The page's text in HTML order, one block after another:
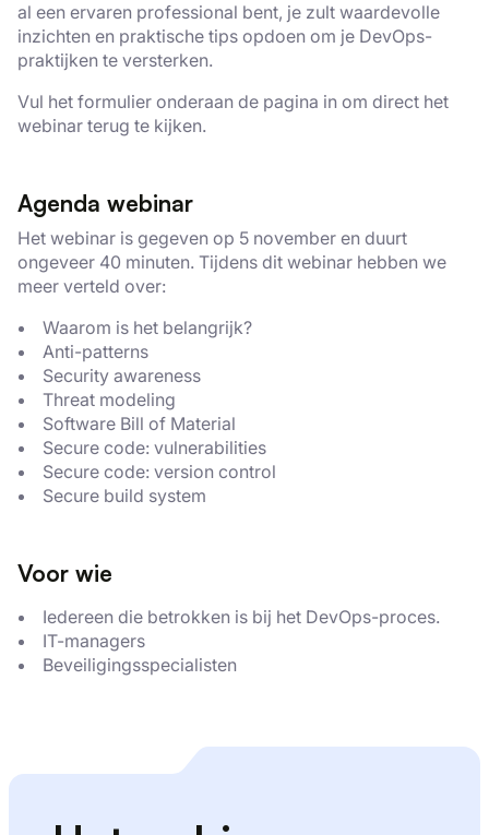
al een ervaren professional bent, je zult waardevolle
inzichten en praktische tips opdoen om je DevOps-
praktijken te versterken.
Vul het formulier onderaan de pagina in om direct het
webinar terug te kijken.
Agenda webinar
Het webinar is gegeven op 5 november en duurt
ongeveer 40 minuten. Tijdens dit webinar hebben we
meer verteld over:
Waarom is het belangrijk?
Anti-patterns
Security awareness
Threat modeling
Software Bill of Material
Secure code: vulnerabilities
Secure code: version control
Secure build system
Voor wie
Iedereen die betrokken is bij het DevOps-proces.
IT-managers
Beveiligingsspecialisten